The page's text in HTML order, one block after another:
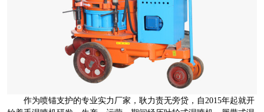
作为喷锚支护的专业实力厂家，耿力责无旁贷，自2015年起就开